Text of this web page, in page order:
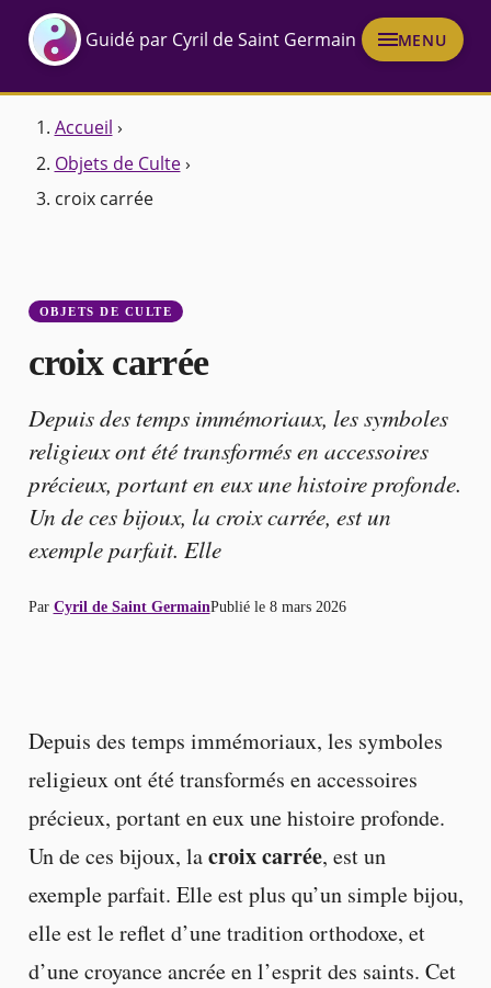
Guidé par Cyril de Saint Germain MENU
Accueil ›
Objets de Culte ›
croix carrée
OBJETS DE CULTE
croix carrée
Depuis des temps immémoriaux, les symboles
religieux ont été transformés en accessoires
précieux, portant en eux une histoire profonde.
Un de ces bijoux, la croix carrée, est un
exemple parfait. Elle
Par Cyril de Saint GermainPublié le 8 mars 2026
Depuis des temps immémoriaux, les symboles
religieux ont été transformés en accessoires
précieux, portant en eux une histoire profonde.
Un de ces bijoux, lacroix carrée, est un
exemple parfait. Elle est plus qu’un simple bijou,
elle est le reflet d’une tradition orthodoxe, et
d’une croyance ancrée en l’esprit des saints. Cet